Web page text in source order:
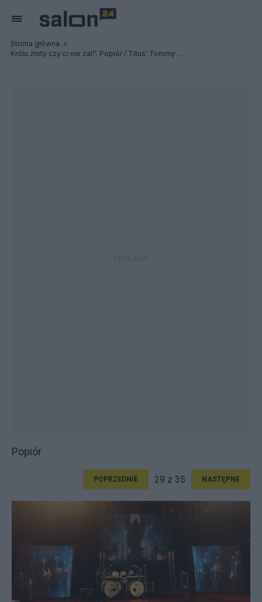
Strona główna
Królu złoty czy ci nie żal?: Popiór / Titus' Tommy Gun / Post Profession - Relacja
Popiór
POPRZEDNIE 29 z 35 NASTĘPNE